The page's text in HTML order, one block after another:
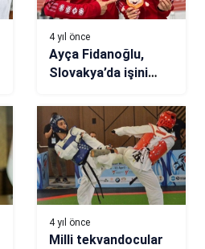
4 yıl önce
Ayça Fidanoğlu,
Slovakya’da işini
4 yıl önce
Milli tekvandocular